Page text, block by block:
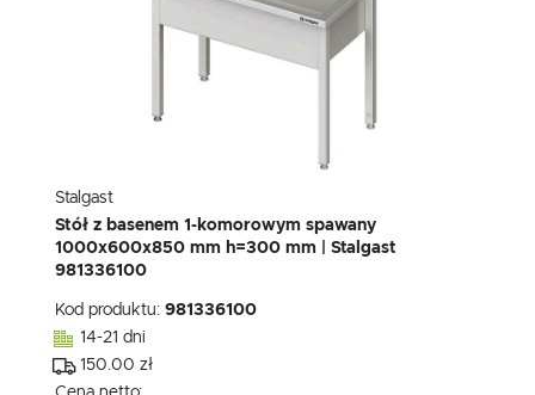
Stalgast
Stół z basenem 1-komorowym spawany
1000x600x850 mm h=300 mm | Stalgast
981336100
Kod produktu: 981336100
14-21 dni
150.00 zł